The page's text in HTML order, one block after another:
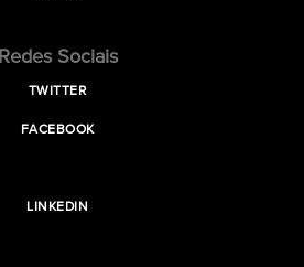
Redes Sociais
TWITTER
FACEBOOK
LINKEDIN